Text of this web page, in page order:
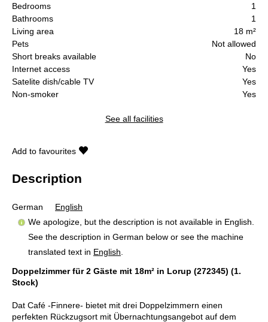
Bedrooms
1
Bathrooms
1
Living area
18 m²
Pets
Not allowed
Short breaks available
No
Internet access
Yes
Satelite dish/cable TV
Yes
Non-smoker
Yes
See all facilities
Add to favourites
Description
German
English
We apologize, but the description is not available in English.
See the description in German below or see the machine
translated text in English
Doppelzimmer für 2 Gäste mit 18m² in Lorup (272345) (1.
Stock)
Dat Café -Finnere- bietet mit drei Doppelzimmern einen
perfekten Rückzugsort mit Übernachtungsangebot auf dem